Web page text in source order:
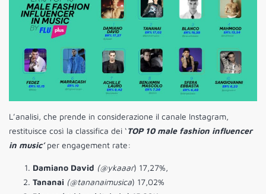
L’analisi, che prende in considerazione il canale Instagram,
restituisce così la classifica dei ‘TOP 10 male fashion influencer
in music’per engagement rate:
Damiano David (@ykaaar) 17,27%,
Tananai (@tananaimusica) 17,02%